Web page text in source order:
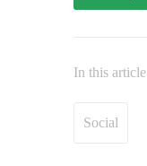
In this article
Social